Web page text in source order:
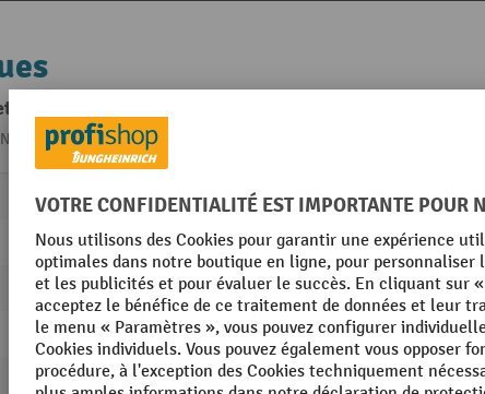
en kit complet, système enfichable, charge par
4004514318664De la catégorie :
non
250 kg
1300 kg
non
oui
Montants,
Poids propre
Possibilités
Profondeur
Profondeur